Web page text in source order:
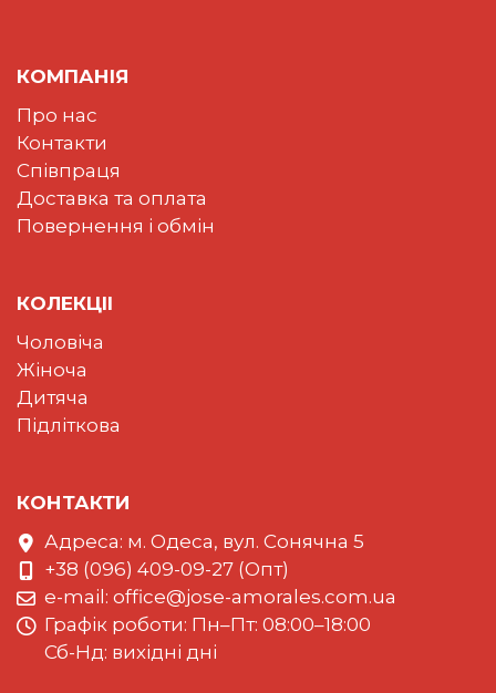
КОМПАНІЯ
Про нас
Контакти
Співпраця
Доставка та оплата
Повернення і обмін
КОЛЕКЦII
Чоловіча
Жіноча
Дитяча
Підліткова
КОНТАКТИ
Адреса: м. Одеса, вул. Сонячна 5
+38 (096) 409-09-27 (Опт)
e-mail: office@jose-amorales.com.ua
Графiк роботи: Пн–Пт: 08:00–18:00
Сб-Нд: вихідні дні